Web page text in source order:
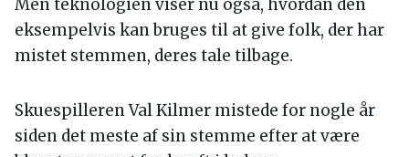
Men teknologien viser nu også, hvordan den
eksempelvis kan bruges til at give folk, der har
mistet stemmen, deres tale tilbage.
Skuespilleren Val Kilmer mistede for nogle år
siden det meste af sin stemme efter at være